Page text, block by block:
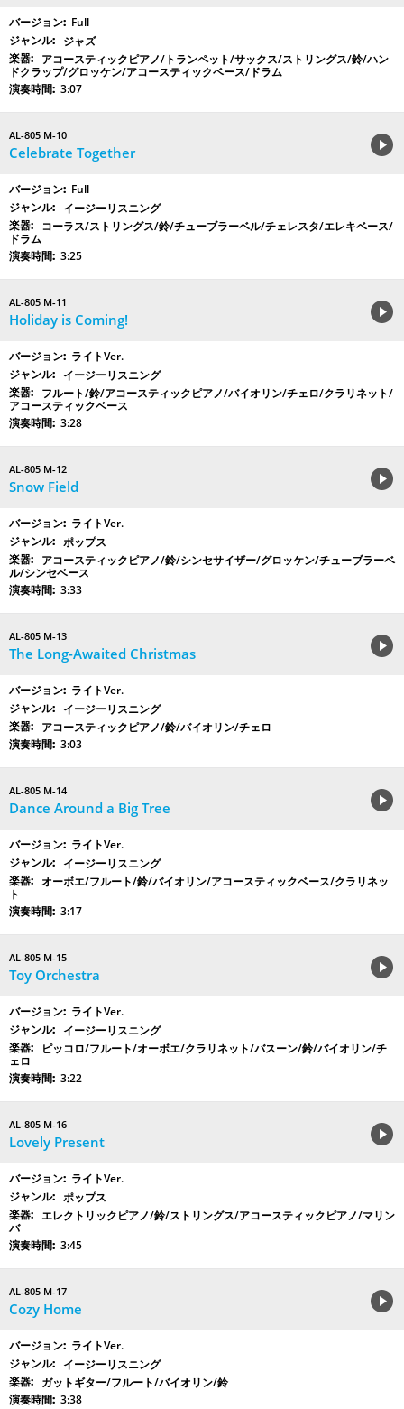
Full
ジャズ
アコースティックピアノ/トランペット/サックス/ストリングス/鈴/ハン
ドクラップ/グロッケン/アコースティックベース/ドラム
3:07
AL-805 M-10
Celebrate Together
Full
イージーリスニング
コーラス/ストリングス/鈴/チューブラーベル/チェレスタ/エレキベース/
ドラム
3:25
AL-805 M-11
Holiday is Coming!
ライトVer.
イージーリスニング
フルート/鈴/アコースティックピアノ/バイオリン/チェロ/クラリネット/
アコースティックベース
3:28
AL-805 M-12
Snow Field
ライトVer.
ポップス
アコースティックピアノ/鈴/シンセサイザー/グロッケン/チューブラーベ
ル/シンセベース
3:33
AL-805 M-13
The Long-Awaited Christmas
ライトVer.
イージーリスニング
アコースティックピアノ/鈴/バイオリン/チェロ
3:03
AL-805 M-14
Dance Around a Big Tree
ライトVer.
イージーリスニング
オーボエ/フルート/鈴/バイオリン/アコースティックベース/クラリネッ
ト
3:17
AL-805 M-15
Toy Orchestra
ライトVer.
イージーリスニング
ピッコロ/フルート/オーボエ/クラリネット/バスーン/鈴/バイオリン/チ
ェロ
3:22
AL-805 M-16
Lovely Present
ライトVer.
ポップス
エレクトリックピアノ/鈴/ストリングス/アコースティックピアノ/マリン
バ
3:45
AL-805 M-17
Cozy Home
ライトVer.
イージーリスニング
ガットギター/フルート/バイオリン/鈴
3:38